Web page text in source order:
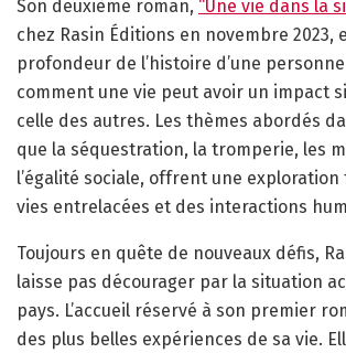
Son deuxième roman, “Une vie dans la
chez Rasin Éditions en novembre 2023,
profondeur de l’histoire d’une
comment une vie peut avoir un impact
celle des autres. Les thèmes abordés
que la séquestration, la tromperie, les
l’égalité sociale, offrent une
vies entrelacées et des interactions
Toujours en quête de nouveaux défis,
laisse pas décourager par la situation
pays. L’accueil réservé à son premier
des plus belles expériences de sa vie.